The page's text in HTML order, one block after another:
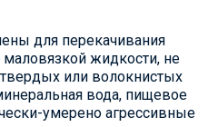
для перекачивания
жидкости, не
или волокнистых
вода, пищевое
умерено агрессивные